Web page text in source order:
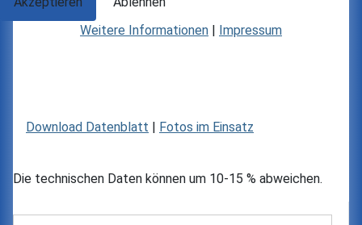
Download Datenblatt | Fotos im Einsatz
Die technischen Daten können um 10-15 % abweichen.
Weitere Informationen | Impressum